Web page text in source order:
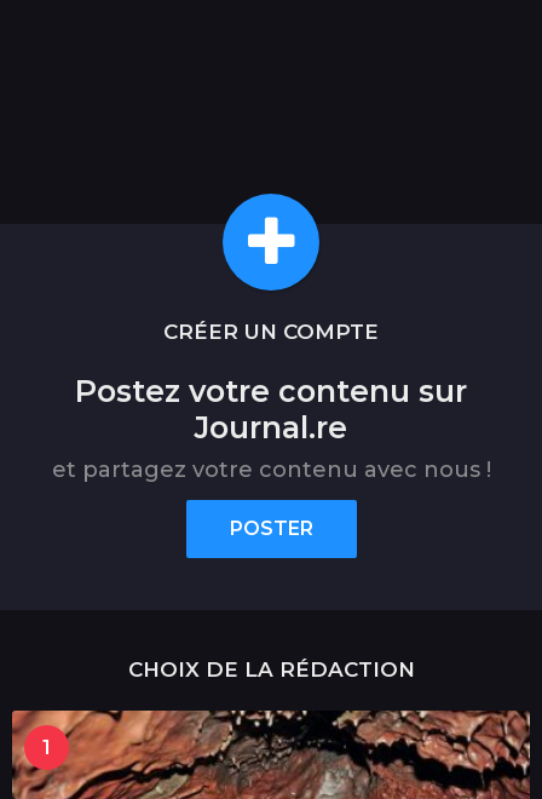
CRÉER UN COMPTE
Postez votre contenu sur
Journal.re
et partagez votre contenu avec nous !
POSTER
CHOIX DE LA RÉDACTION
1